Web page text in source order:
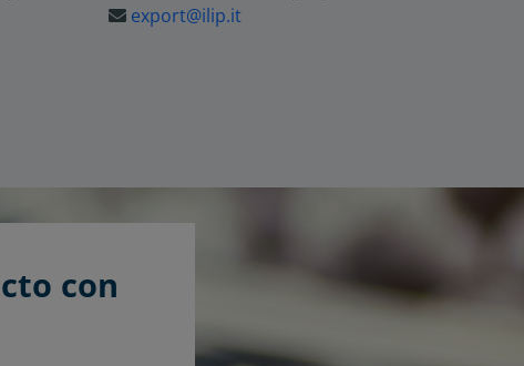
export@ilip.it
con